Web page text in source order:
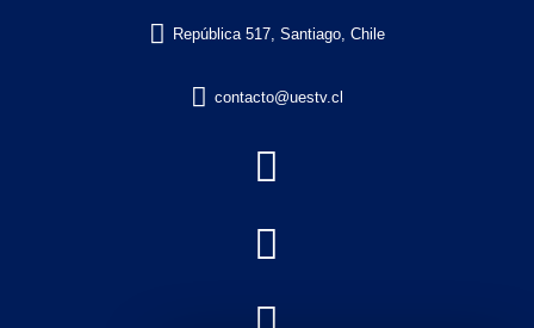
 República 517, Santiago, Chile
 contacto@uestv.cl

